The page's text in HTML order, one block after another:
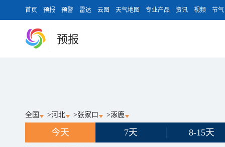
首页 预报 预警 雷达 云图 天气地图 专业产品 资讯 视频 节气
预报
全国 >河北 >张家口 >涿鹿
今天 7天 8-15天